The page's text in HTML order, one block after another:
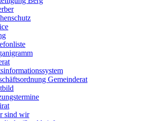
Gemeinderat
sind wir